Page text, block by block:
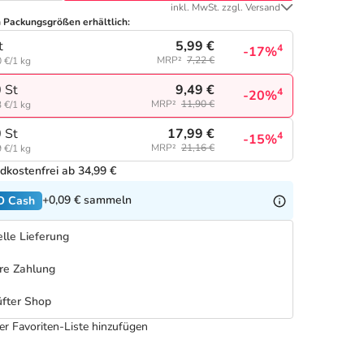
inkl. MwSt. zzgl. Versand
Packungsgrößen erhältlich:
€/1 kg
5,99 €
MRP² 7,22 € -17%4
St
€/1 kg
9,49 €
MRP² 11,90 € -20%4
St
€/1 kg
17,99 €
MRP² 21,16 € -15%4
ab 34,99 €
Cash +0,09 € sammeln
Lieferung
Zahlung
Shop
Favoriten-Liste hinzufügen